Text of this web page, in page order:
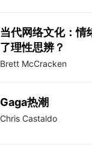
当代网络文化：情
了理性思辨？
Brett McCracken
Gaga热潮
Chris Castaldo